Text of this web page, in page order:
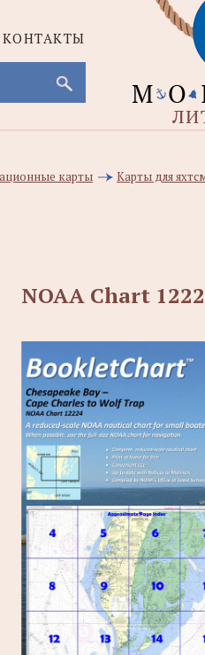
КОНТАКТЫ
карты Карты для
NOAA Chart